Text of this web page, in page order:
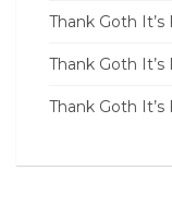
Thank Goth It’s
Thank Goth It’s
Thank Goth It’s